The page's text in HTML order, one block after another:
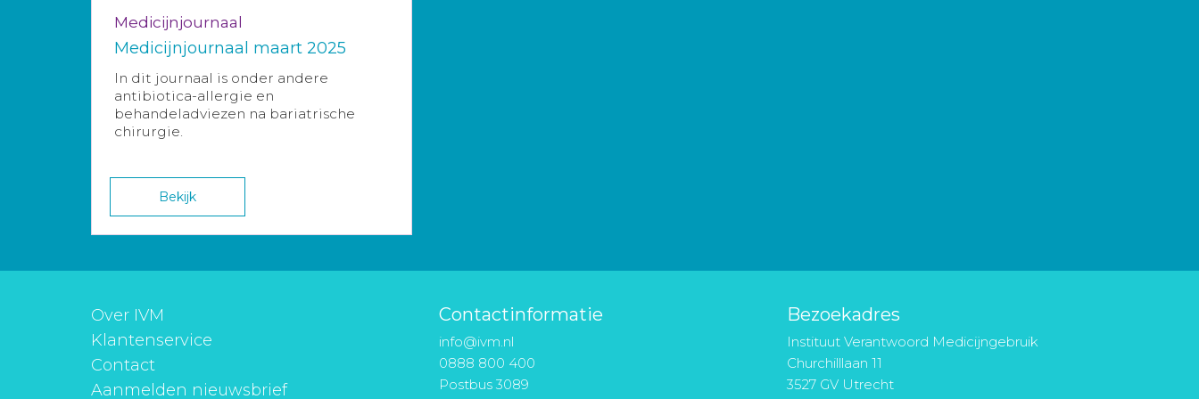
Medicijnjournaal
Medicijnjournaal maart 2025
In dit journaal is onder andere
antibiotica-allergie en
behandeladviezen na bariatrische
chirurgie.
Bekijk
Over IVM
Klantenservice
Contact
Aanmelden nieuwsbrief
Contactinformatie
info@ivm.nl
0888 800 400
Postbus 3089
Bezoekadres
Instituut Verantwoord Medicijngebruik
Churchilllaan 11
3527 GV Utrecht